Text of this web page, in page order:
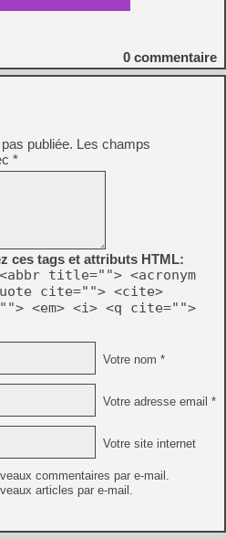
0 commentaire
publiée. Les champs
*
ces tags et attributs HTML:
title=""> <acronym
cite=""> <cite>
<em> <i> <q cite="">
Votre nom *
Votre adresse email *
Votre site internet
commentaires par e-mail.
articles par e-mail.